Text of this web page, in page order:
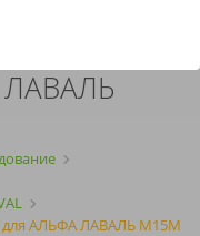
АЛЬФА ЛАВАЛЬ M15M